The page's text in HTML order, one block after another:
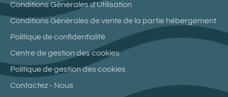
Conditions Générales d'Utilisation
Conditions Générales de vente de la partie hébergement
Politique de confidentialité
Centre de gestion des cookies
Politique de gestion des cookies
Contactez - Nous